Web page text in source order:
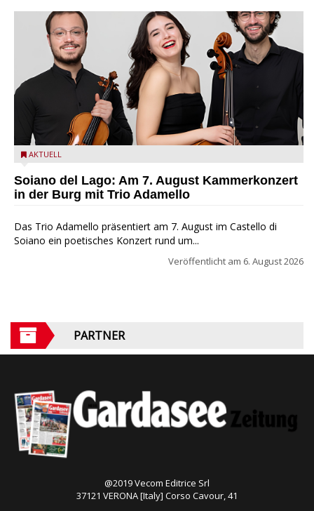
Trio Adamello
AKTUELL
Soiano del Lago: Am 7. August Kammerkonzert
in der Burg mit Trio Adamello
Das Trio Adamello präsentiert am 7. August im Castello di
Soiano ein poetisches Konzert rund um...
Veröffentlicht am 6. August 2026
PARTNER
@2019 Vecom Editrice Srl
37121 VERONA [Italy] Corso Cavour, 41